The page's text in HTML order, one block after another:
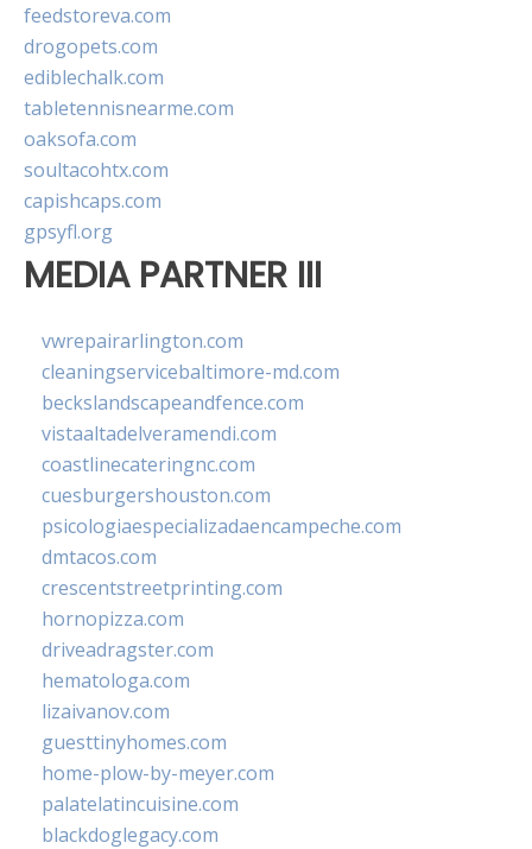
feedstoreva.com
drogopets.com
ediblechalk.com
tabletennisnearme.com
oaksofa.com
soultacohtx.com
capishcaps.com
gpsyfl.org
MEDIA PARTNER III
vwrepairarlington.com
cleaningservicebaltimore-md.com
beckslandscapeandfence.com
vistaaltadelveramendi.com
coastlinecateringnc.com
cuesburgershouston.com
psicologiaespecializadaencampeche.com
dmtacos.com
crescentstreetprinting.com
hornopizza.com
driveadragster.com
hematologa.com
lizaivanov.com
guesttinyhomes.com
home-plow-by-meyer.com
palatelatincuisine.com
blackdoglegacy.com